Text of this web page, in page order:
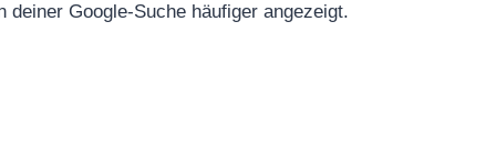
deiner Google-Suche häufiger angezeigt.